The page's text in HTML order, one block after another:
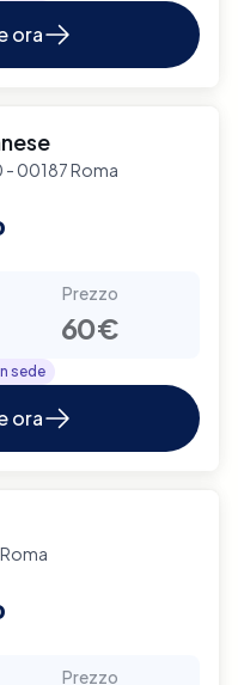
ora
- 00187 Roma
Prezzo
60€
sede
ora
Prezzo